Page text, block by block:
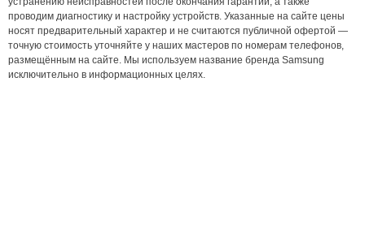
проводим диагностику и настройку устройств. Указанные на сайте цены
носят предварительный характер и не считаются публичной офертой —
точную стоимость уточняйте у наших мастеров по номерам телефонов,
размещённым на сайте. Мы используем название бренда Samsung
исключительно в информационных целях.